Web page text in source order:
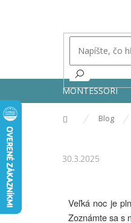
MONTESSORI
Domov Blog
30.3.2025
Veľká noc je
Zoznámte sa s